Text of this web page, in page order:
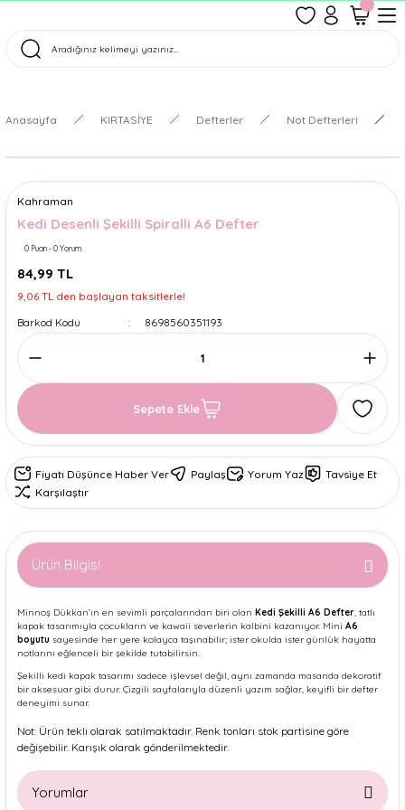
Tüm Siparişler Aynı Gün Kargoda!
Anasayfa KIRTASİYE Defterler Not Defterleri
Kahraman
Kedi Desenli Şekilli Spiralli A6 Defter
0 Puan - 0 Yorum
84,99 TL
9,06 TL den başlayan taksitlerle!
Barkod Kodu
8698560351193
Sepete Ekle
Fiyatı Düşünce Haber Ver Paylaş Yorum Yaz
Tavsiye Et
Karşılaştır
Ürün Bilgisi
Minnoş Dükkan’ın en sevimli parçalarından biri olan Kedi Şekilli A6 Defter, tatlı
kapak tasarımıyla çocukların ve kawaii severlerin kalbini kazanıyor. Mini A6
boyutu sayesinde her yere kolayca taşınabilir; ister okulda ister günlük hayatta
notlarını eğlenceli bir şekilde tutabilirsin.
Şekilli kedi kapak tasarımı sadece işlevsel değil, aynı zamanda masanda dekoratif
bir aksesuar gibi durur. Çizgili sayfalarıyla düzenli yazım sağlar, keyifli bir defter
deneyimi sunar.
Not: Ürün tekli olarak satılmaktadır. Renk tonları stok partisine göre
değişebilir. Karışık olarak gönderilmektedir.
Yorumlar